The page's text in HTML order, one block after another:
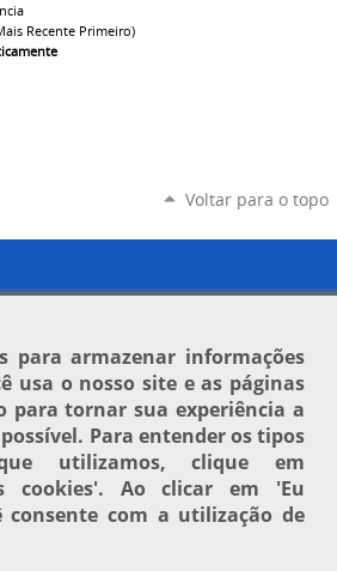
Recente Primeiro)
Voltar para o topo
para armazenar informações
usa o nosso site e as páginas
para tornar sua experiência a
Para entender os tipos
utilizamos, clique em
cookies'. Ao clicar em 'Eu
consente com a utilização de